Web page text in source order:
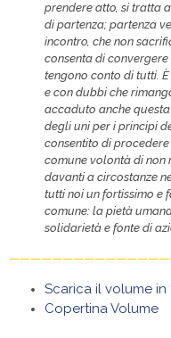
prendere atto, si tratta
di partenza; partenza
incontro, che non
consenta di
tengono conto di tutti.
e con dubbi che
accaduto anche
degli uni per i principi
consentito di
comune volontà di non
davanti a circostanze
tutti noi un fortissimo e
comune: la pietà
solidarietà e fonte di
Scarica il volume
Copertina Volume